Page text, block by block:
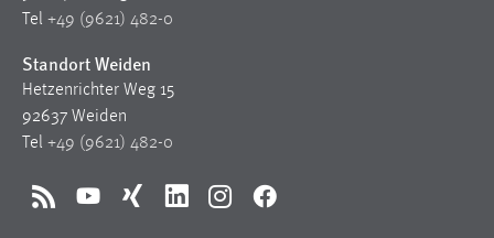
Tel +49 (9621) 482-0
Standort Weiden
Hetzenrichter Weg 15
92637 Weiden
Tel +49 (9621) 482-0
RSS YouTubeXing LinkedInInstagramFacebook
1 Jahr
Performance
Name:
staticfilecache
Zweck: